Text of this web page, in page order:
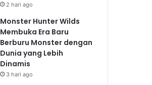
2 hari ago
Monster Hunter Wilds
Membuka Era Baru
Berburu Monster dengan
Dunia yang Lebih
Dinamis
3 hari ago